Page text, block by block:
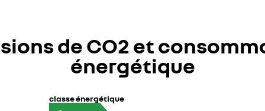
de CO2 et
énergétique
classe énergétique